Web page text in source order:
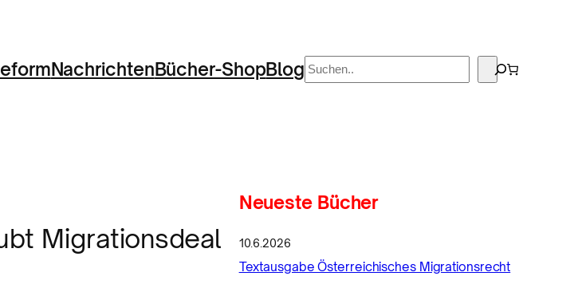
NachrichtenBücher-ShopBlog Suchen
Migrationsdeal
Neueste Bücher
10.6.2026
Textausgabe Österreichisches Migrationsrecht